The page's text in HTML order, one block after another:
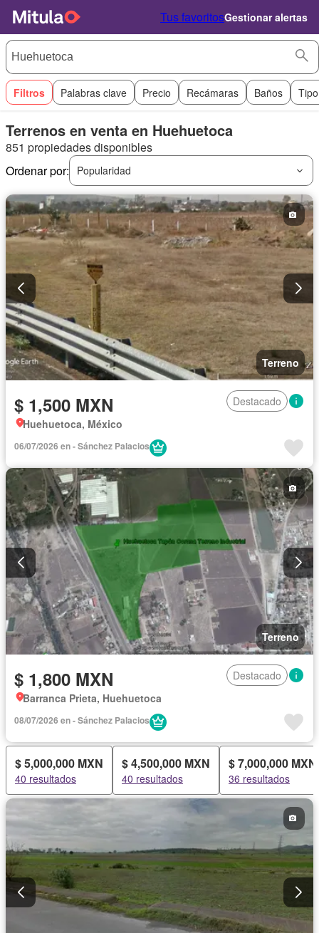
Tus favoritosGestionar alertas
Filtros Palabras clave Precio Recámaras Baños
Terrenos en venta en Huehuetoca
851 propiedades disponibles
Ordenar por:
Popularidad
Terreno
$ 1,500 MXN
Destacado
Huehuetoca, México
06/07/2026 en - Sánchez Palacios
Terreno
$ 1,800 MXN
Destacado
Barranca Prieta, Huehuetoca
08/07/2026 en - Sánchez Palacios
$ 5,000,000 MXN
40 resultados
$ 4,500,000 MXN
40 resultados
$ 7,000,000 MXN
36 resultados